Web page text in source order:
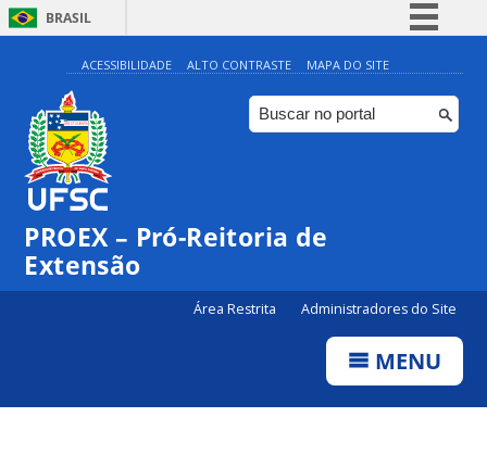
BRASIL
Simplifique!
Comunica BR
Participe
Canais
ACESSIBILIDADE ALTO CONTRASTE MAPA DO SITE
PROEX – Pró-Reitoria de
Extensão
Área Restrita Administradores do Site
MENU